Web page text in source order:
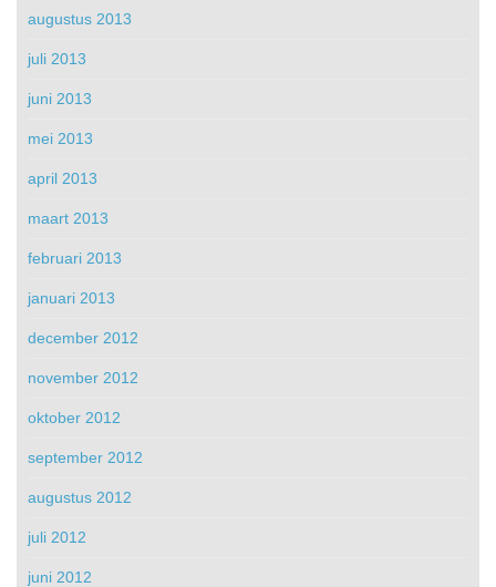
augustus 2013
juli 2013
juni 2013
mei 2013
april 2013
maart 2013
februari 2013
januari 2013
december 2012
november 2012
oktober 2012
september 2012
augustus 2012
juli 2012
juni 2012